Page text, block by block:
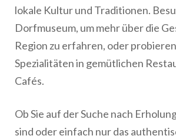
lokale Kultur und Traditionen.
Dorfmuseum, um mehr über die
Region zu erfahren, oder
Spezialitäten in gemütlichen
Cafés.
Ob Sie auf der Suche nach
sind oder einfach nur das